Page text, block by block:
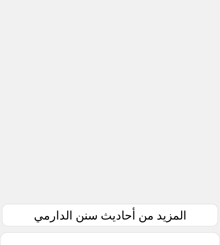
المزيد من أحاديث سنن الدارمي